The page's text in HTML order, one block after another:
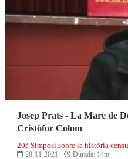
Josep Prats - La Mare de
Cristòfor Colom
20è Simposi sobre la història
20-11-2021 · Durada: 14m